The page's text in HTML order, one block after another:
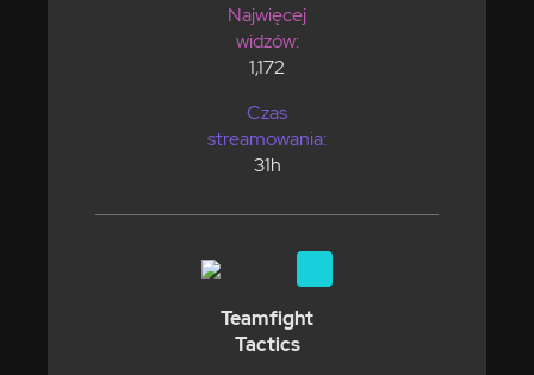
Najwięcej
widzów:
1,172
Czas
streamowania:
31h
Teamfight
Tactics